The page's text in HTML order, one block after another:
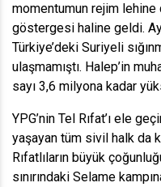
momentumun rejim
göstergesi haline geldi.
Türkiye’deki Suriyeli
ulaşmamıştı. Halep’in
sayı 3,6 milyona kadar
YPG’nin Tel Rıfat’ı ele
yaşayan tüm sivil halk da
Rıfatlıların büyük
sınırındaki Selame